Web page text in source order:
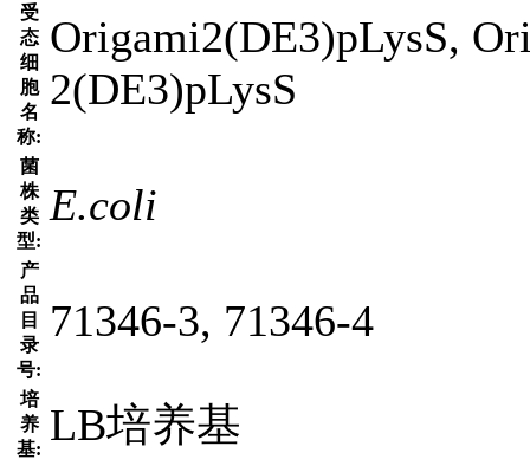
受
态
细
胞
名
称:
Origami2(DE3)pLysS,
2(DE3)pLysS
菌
株
类
型:
E.coli
产
品
目
录
号:
71346-3, 71346-4
培
养
基: LB培养基